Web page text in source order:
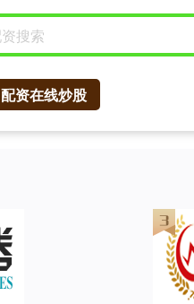
配资在线炒股